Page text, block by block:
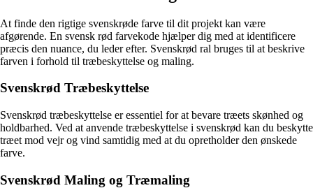
At finde den rigtige svenskrøde farve til dit projekt kan være
afgørende. En svensk rød farvekode hjælper dig med at identificere
præcis den nuance, du leder efter. Svenskrød ral bruges til at beskrive
farven i forhold til træbeskyttelse og maling.
Svenskrød Træbeskyttelse
Svenskrød træbeskyttelse er essentiel for at bevare træets skønhed og
holdbarhed. Ved at anvende træbeskyttelse i svenskrød kan du beskytte
træet mod vejr og vind samtidig med at du opretholder den ønskede
farve.
Svenskrød Maling og Træmaling